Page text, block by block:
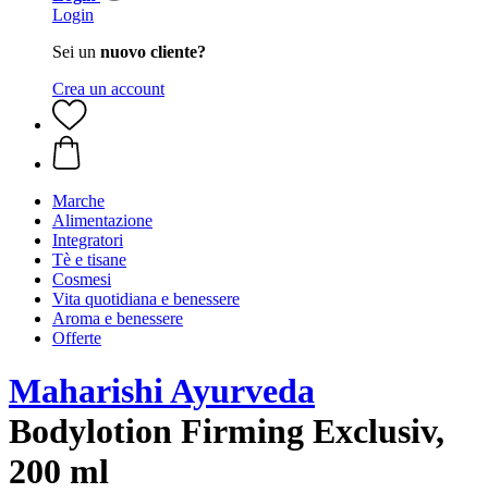
Login
Sei un nuovo cliente?
Crea un account
Marche
Alimentazione
Integratori
Tè e tisane
Cosmesi
Vita quotidiana e benessere
Aroma e benessere
Offerte
Maharishi Ayurveda
Bodylotion Firming Exclusiv,
200 ml